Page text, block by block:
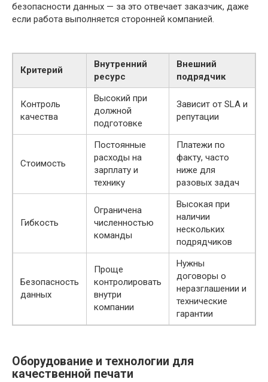
безопасности данных — за это отвечает заказчик, даже
если работа выполняется сторонней компанией.
Критерий
Внутренний
ресурс
Внешний
подрядчик
Контроль
качества
Высокий при
должной
подготовке
Зависит от SLA и
репутации
Стоимость
Постоянные
расходы на
зарплату и
технику
Платежи по
факту, часто
ниже для
разовых задач
Гибкость
Ограничена
численностью
команды
Высокая при
наличии
нескольких
подрядчиков
Безопасность
данных
Проще
контролировать
внутри
компании
Нужны
договоры о
неразглашении и
технические
гарантии
Оборудование и технологии для
качественной печати